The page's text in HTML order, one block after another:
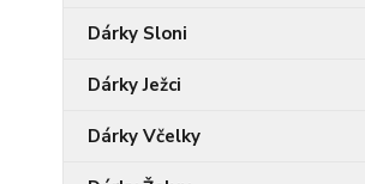
Dárky Sloni
Dárky Ježci
Dárky Včelky